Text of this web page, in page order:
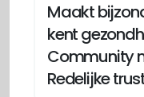
Maakt
kent
Community
Redelijke